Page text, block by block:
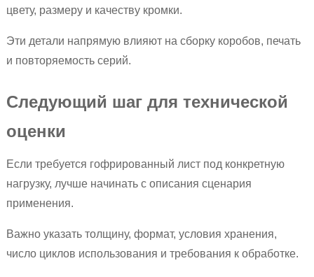
цвету, размеру и качеству кромки.
Эти детали напрямую влияют на сборку коробов, печать
и повторяемость серий.
Следующий шаг для технической
оценки
Если требуется гофрированный лист под конкретную
нагрузку, лучше начинать с описания сценария
применения.
Важно указать толщину, формат, условия хранения,
число циклов использования и требования к обработке.